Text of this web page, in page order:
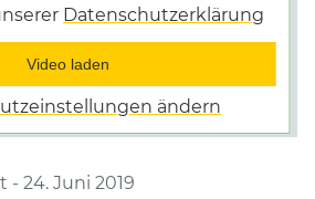
Datenschutzerklärung
Video laden
ändern
- 24. Juni 2019